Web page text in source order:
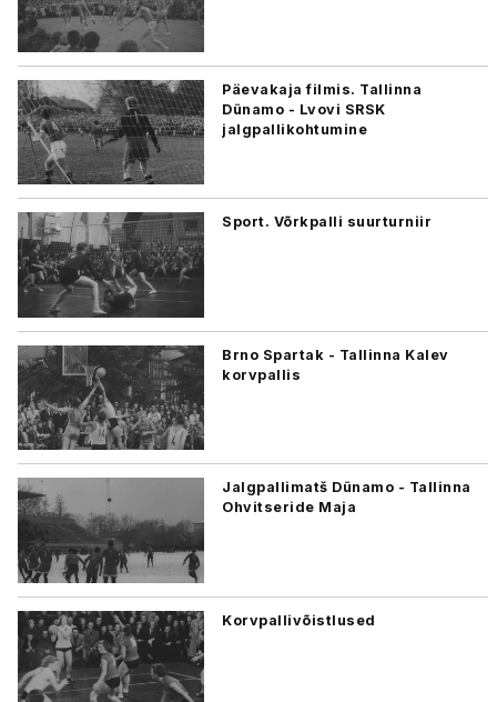
Päevakaja filmis. Tallinna
Dünamo - Lvovi SRSK
jalgpallikohtumine
Sport. Võrkpalli suurturniir
Brno Spartak - Tallinna Kalev
korvpallis
Jalgpallimatš Dünamo - Tallinna
Ohvitseride Maja
Korvpallivõistlused